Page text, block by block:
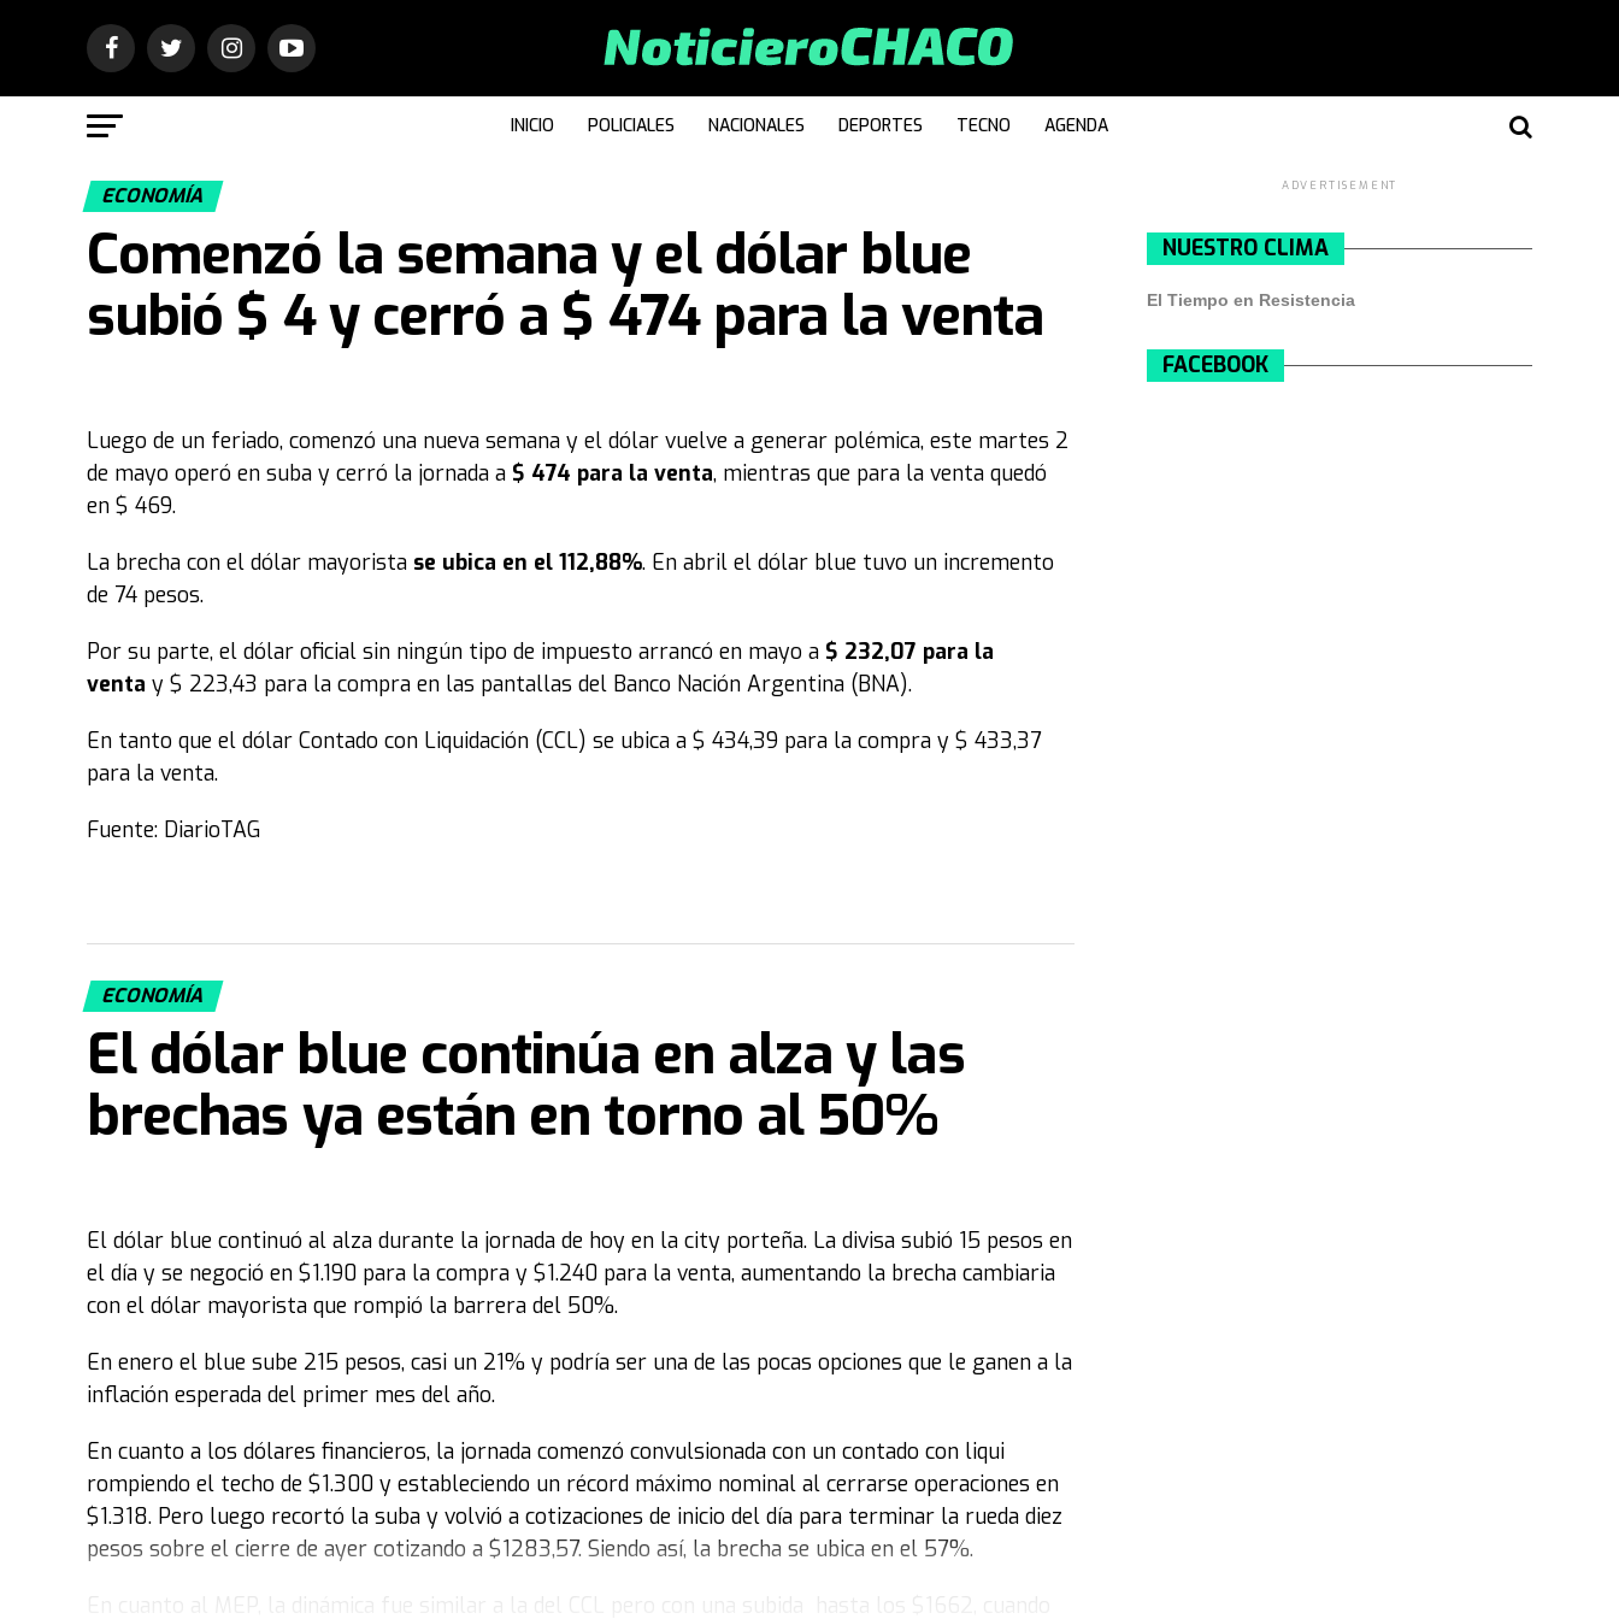
INICIO POLICIALES NACIONALES DEPORTES TECNO AGENDA
ECONOMÍA
Comenzó la semana y el dólar blue
subió $ 4 y cerró a $ 474 para la venta
Luego de un feriado, comenzó una nueva semana y el dólar vuelve a generar polémica, este martes 2
de mayo operó en suba y cerró la jornada a $ 474 para la venta, mientras que para la venta quedó
en $ 469.
La brecha con el dólar mayorista se ubica en el 112,88%. En abril el dólar blue tuvo un incremento
de 74 pesos.
Por su parte, el dólar oficial sin ningún tipo de impuesto arrancó en mayo a $ 232,07 para la
venta y $ 223,43 para la compra en las pantallas del Banco Nación Argentina (BNA).
En tanto que el dólar Contado con Liquidación (CCL) se ubica a $ 434,39 para la compra y $ 433,37
para la venta.
Fuente: DiarioTAG
ECONOMÍA
El dólar blue continúa en alza y las
brechas ya están en torno al 50%
El dólar blue continuó al alza durante la jornada de hoy en la city porteña. La divisa subió 15 pesos en
el día y se negoció en $1.190 para la compra y $1.240 para la venta, aumentando la brecha cambiaria
con el dólar mayorista que rompió la barrera del 50%.
En enero el blue sube 215 pesos, casi un 21% y podría ser una de las pocas opciones que le ganen a la
inflación esperada del primer mes del año.
En cuanto a los dólares financieros, la jornada comenzó convulsionada con un contado con liqui
rompiendo el techo de $1.300 y estableciendo un récord máximo nominal al cerrarse operaciones en
$1.318. Pero luego recortó la suba y volvió a cotizaciones de inicio del día para terminar la rueda diez
pesos sobre el cierre de ayer cotizando a $1283,57. Siendo así, la brecha se ubica en el 57%.
ADVERTISEMENT
NUESTRO CLIMA
El Tiempo en Resistencia
FACEBOOK